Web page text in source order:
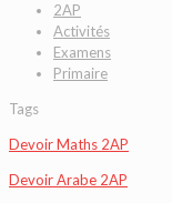
2AP
Activités
Examens
Primaire
Tags
Devoir Maths 2AP
Devoir Arabe 2AP